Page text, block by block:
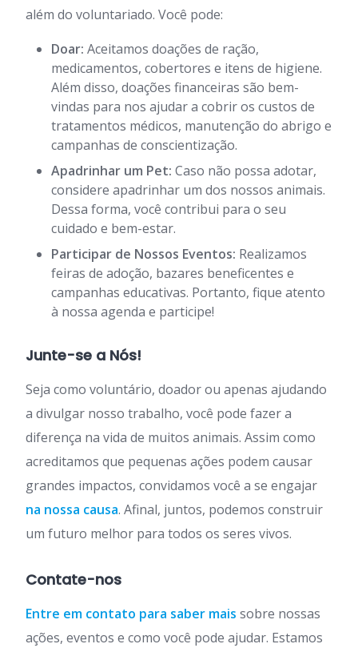
além do voluntariado. Você pode:
Doar: Aceitamos doações de ração,
medicamentos, cobertores e itens de higiene.
Além disso, doações financeiras são bem-
vindas para nos ajudar a cobrir os custos de
tratamentos médicos, manutenção do abrigo e
campanhas de conscientização.
Apadrinhar um Pet: Caso não possa adotar,
considere apadrinhar um dos nossos animais.
Dessa forma, você contribui para o seu
cuidado e bem-estar.
Participar de Nossos Eventos: Realizamos
feiras de adoção, bazares beneficentes e
campanhas educativas. Portanto, fique atento
à nossa agenda e participe!
Junte-se a Nós!
Seja como voluntário, doador ou apenas ajudando
a divulgar nosso trabalho, você pode fazer a
diferença na vida de muitos animais. Assim como
acreditamos que pequenas ações podem causar
grandes impactos, convidamos você a se engajar
na nossa causa. Afinal, juntos, podemos construir
um futuro melhor para todos os seres vivos.
Contate-nos
Entre em contato para saber mais sobre nossas
ações, eventos e como você pode ajudar. Estamos